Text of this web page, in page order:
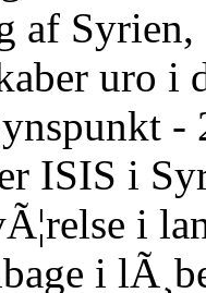
af Syrien,
uro i
-
ISIS i
i
i